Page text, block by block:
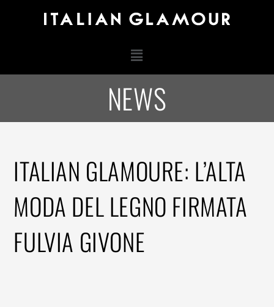
Menu
NEWS
ITALIAN GLAMOURE: L’ALTA
MODA DEL LEGNO FIRMATA
FULVIA GIVONE